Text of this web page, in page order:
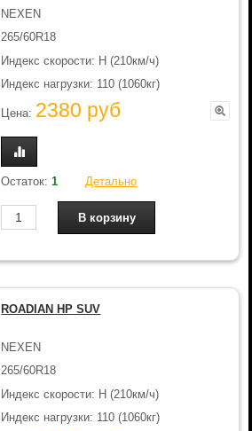
NEXEN
265/60R18
Индекс скорости: H (210км/ч)
Индекс нагрузки: 110 (1060кг)
Цена: 2380 руб
Остаток: 1 Детально
ROADIAN HP SUV
NEXEN
265/60R18
Индекс скорости: H (210км/ч)
Индекс нагрузки: 110 (1060кг)